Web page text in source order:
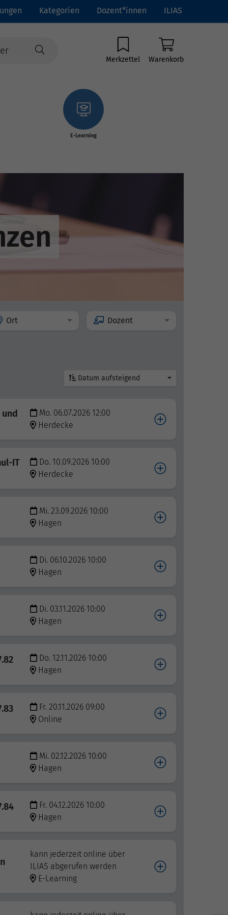
Kategorien Dozent*innen ILIAS
Merkzettel Warenkorb
E-Learning
Ort Dozent
Datum aufsteigend
Mo. 06.07.2026 12:00
Herdecke
IT
Do. 10.09.2026 10:00
Herdecke
Mi. 23.09.2026 10:00
Hagen
Di. 06.10.2026 10:00
Hagen
Di. 03.11.2026 10:00
Hagen
Do. 12.11.2026 10:00
Hagen
Fr. 20.11.2026 09:00
Online
Mi. 02.12.2026 10:00
Hagen
Fr. 04.12.2026 10:00
Hagen
kann jederzeit online über
ILIAS abgerufen werden
E-Learning